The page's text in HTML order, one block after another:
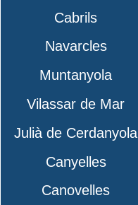
Cabrils
Navarcles
Muntanyola
Vilassar de Mar
Julià de Cerdanyola
Canyelles
Canovelles